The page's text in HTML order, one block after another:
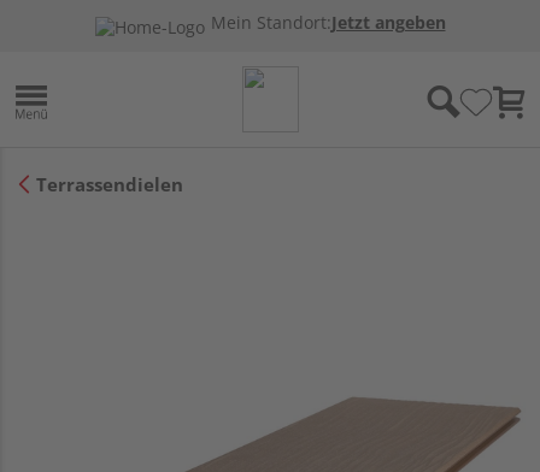
Mein Standort:Jetzt angeben
Terrassendielen